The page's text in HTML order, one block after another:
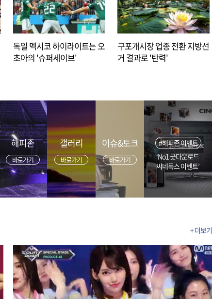
독일 멕시코 하이라이트는 오
초아의 '슈퍼세이브'
구포개시장 업종 전환 지방선
거 결과로 '탄력'
해피존
바로가기
갤러리
바로가기
이슈&토크
바로가기
#해피존 이벤트
‘No1 굿다운로드
씨네폭스 이벤트’
+ 더보기